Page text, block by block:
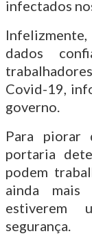
infectados
Infelizmente,
dados
Covid-19,
governo.
Para piorar
portaria
podem
ainda mais
estiverem
segurança.